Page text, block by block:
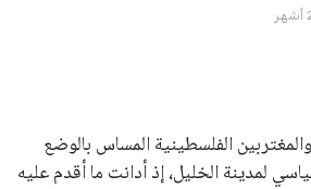
الفلسطينية المساس بالوضع
لمدينة الخليل، إذ أدانت ما أقدم عليه